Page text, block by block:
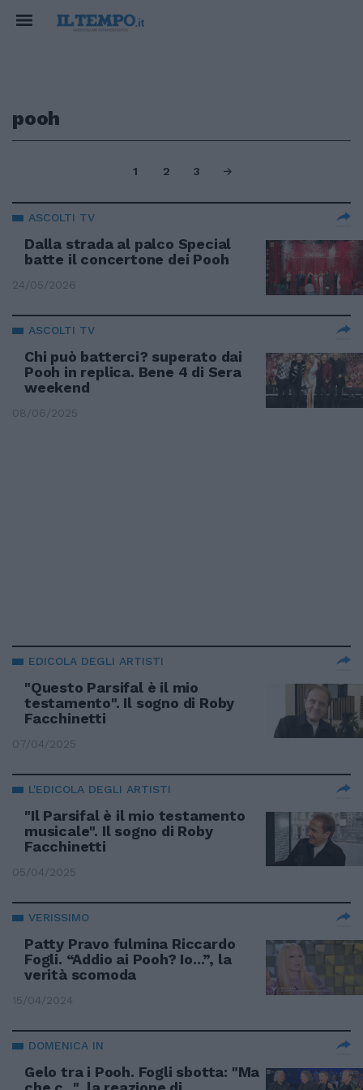
pooh
1 2 3
ASCOLTI TV
Dalla strada al palco Special
batte il concertone dei Pooh
24/05/2026
ASCOLTI TV
Chi può batterci? superato dai
Pooh in replica. Bene 4 di Sera
weekend
08/06/2025
EDICOLA DEGLI ARTISTI
"Questo Parsifal è il mio
testamento". Il sogno di Roby
Facchinetti
07/04/2025
L'EDICOLA DEGLI ARTISTI
"Il Parsifal è il mio testamento
musicale". Il sogno di Roby
Facchinetti
05/04/2025
VERISSIMO
Patty Pravo fulmina Riccardo
Fogli. “Addio ai Pooh? Io...”, la
verità scomoda
15/04/2024
DOMENICA IN
Gelo tra i Pooh. Fogli sbotta: "Ma